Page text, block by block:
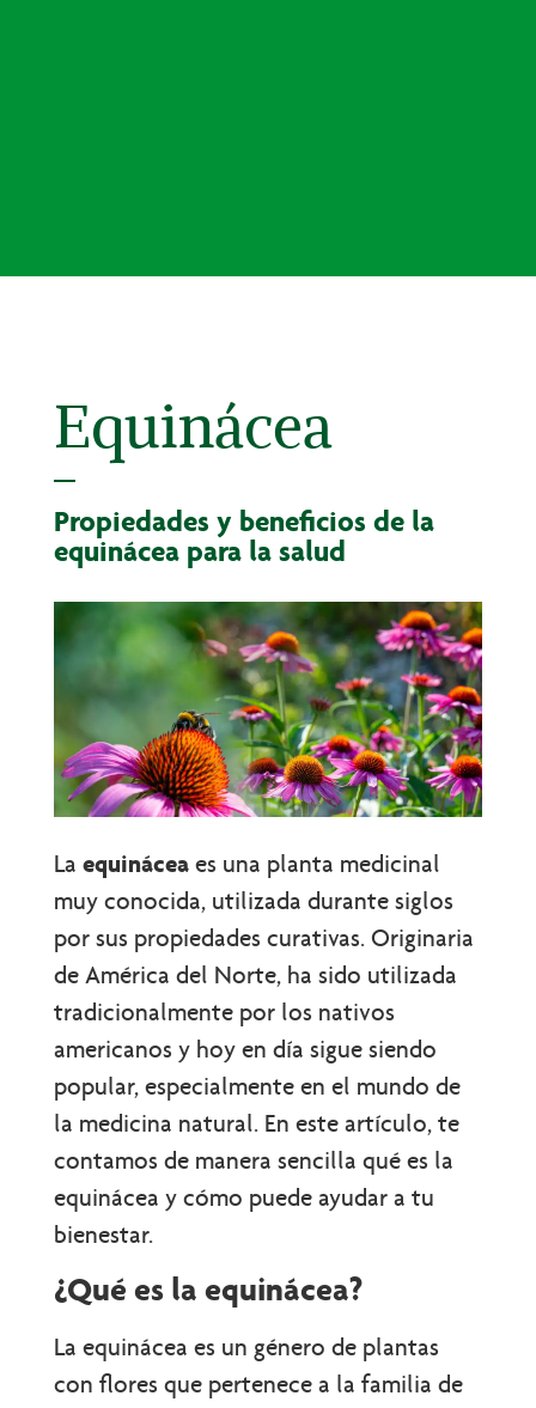
Equinácea
Propiedades y beneficios de la
equinácea para la salud
La equináceaes una planta medicinal
muy conocida, utilizada durante siglos
por sus propiedades curativas. Originaria
de América del Norte, ha sido utilizada
tradicionalmente por los nativos
americanos y hoy en día sigue siendo
popular, especialmente en el mundo de
la medicina natural. En este artículo, te
contamos de manera sencilla qué es la
equinácea y cómo puede ayudar a tu
bienestar.
¿Qué es la equinácea?
La equinácea es un género de plantas
con flores que pertenece a la familia de